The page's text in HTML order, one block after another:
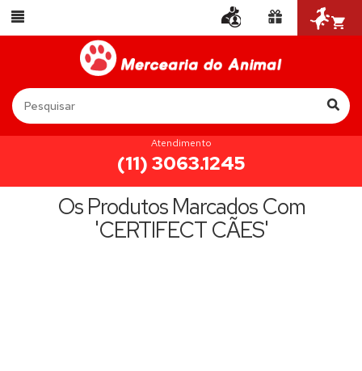
Atendimento
(11) 3063.1245
Os Produtos Marcados Com
'CERTIFECT CÃES'